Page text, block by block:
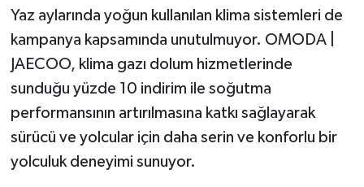
Yaz aylarında yoğun kullanılan klima sistemleri de
kampanya kapsamında unutulmuyor. OMODA |
JAECOO, klima gazı dolum hizmetlerinde
sunduğu yüzde 10 indirim ile soğutma
performansının artırılmasına katkı sağlayarak
sürücü ve yolcular için daha serin ve konforlu bir
yolculuk deneyimi sunuyor.